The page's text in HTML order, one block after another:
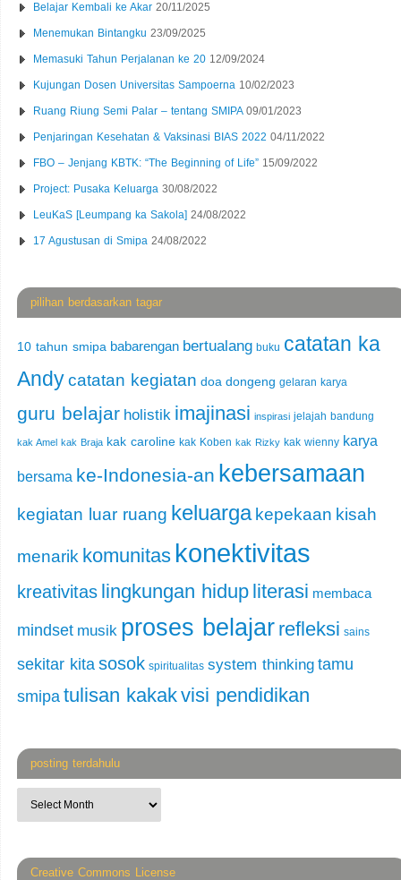
Belajar Kembali ke Akar 20/11/2025
Menemukan Bintangku 23/09/2025
Memasuki Tahun Perjalanan ke 20 12/09/2024
Kujungan Dosen Universitas Sampoerna 10/02/2023
Ruang Riung Semi Palar – tentang SMIPA 09/01/2023
Penjaringan Kesehatan & Vaksinasi BIAS 2022 04/11/2022
FBO – Jenjang KBTK: “The Beginning of Life” 15/09/2022
Project: Pusaka Keluarga 30/08/2022
LeuKaS [Leumpang ka Sakola] 24/08/2022
17 Agustusan di Smipa 24/08/2022
pilihan berdasarkan tagar
10 tahun smipa babarengan bertualang buku catatan ka
Andycatatan kegiatan doa dongeng gelaran karya
guru belajar holistik imajinasi inspirasi jelajah bandung
kak Amel kak Braja kak caroline kak Koben kak Rizky kak wienny karya
bersama ke-Indonesia-an kebersamaan
kegiatan luar ruang keluarga kepekaan kisah
menarik komunitas konektivitas
kreativitas lingkungan hidup literasi membaca
mindset musik proses belajar refleksi sains
sekitar kitasosok spiritualitas system thinking tamu
smipa tulisan kakakvisi pendidikan
posting terdahulu
Creative Commons License